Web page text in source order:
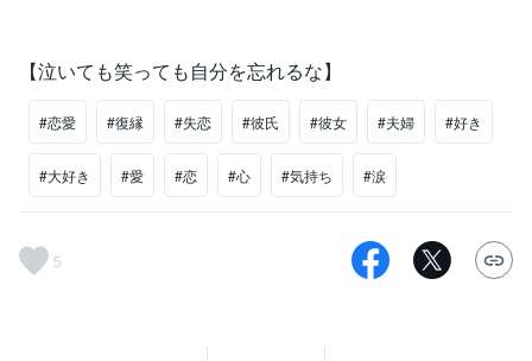
【泣いても笑っても自分を忘れるな】
#恋愛 #復縁 #失恋 #彼氏 #彼女 #夫婦 #好き
#大好き #愛 #恋 #心 #気持ち #涙
5